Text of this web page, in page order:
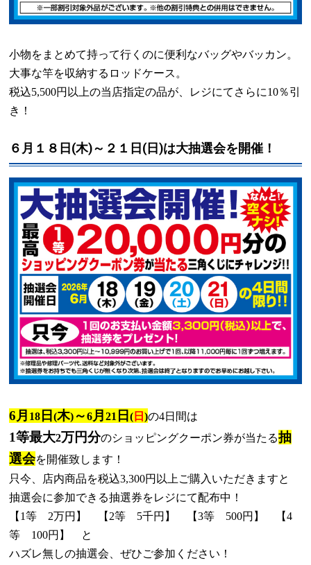
小物をまとめて持って行くのに便利なバッグやバッカン。
大事な竿を収納するロッドケース。
税込5,500円以上の当店指定の品が、レジにてさらに10％引
き！
６月１８日(木)～２１日(日)は大抽選会を開催！
6月 18 日(木) ～6月21 日( 日)の4日間は
1等最大2万円分のショッピングクーポン券が当たる抽
選会を開催致します！
只今、店内商品を税込3,300円以上ご購入いただきますと
抽選会に参加できる抽選券をレジにて配布中！
【 1等 2万円】 【 2等 5千円】 【3等 500円】 【4
等 100円】 と
ハズレ無しの抽選会、ぜひご参加ください！